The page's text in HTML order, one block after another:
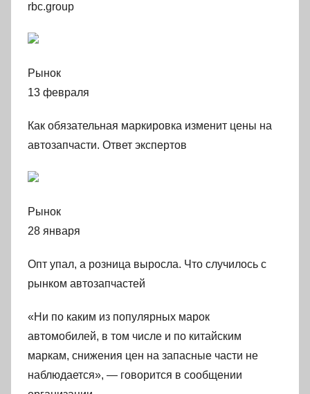
rbc.group
Рынок
13 февраля
Как обязательная маркировка изменит цены на
автозапчасти. Ответ экспертов
Рынок
28 января
Опт упал, а розница выросла. Что случилось с
рынком автозапчастей
«Ни по каким из популярных марок
автомобилей, в том числе и по китайским
маркам, снижения цен на запасные части не
наблюдается», — говорится в сообщении